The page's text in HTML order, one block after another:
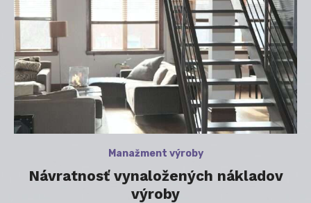
Manažment výroby
Návratnosť vynaložených nákladov
výroby